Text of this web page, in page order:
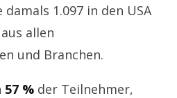
1.097 in den USA
allen
und Branchen.
57 % der Teilnehmer,